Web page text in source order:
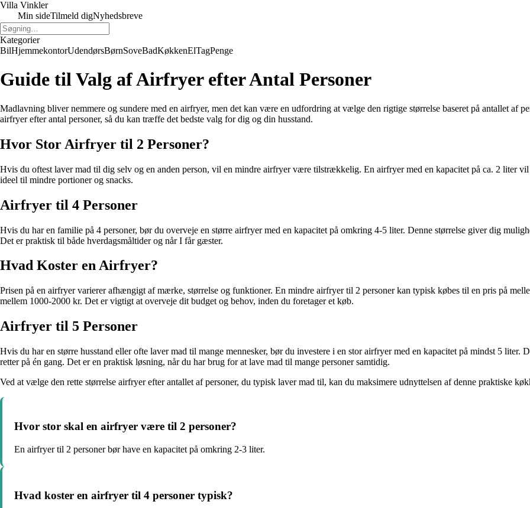
Villa Vinkler
Min sideTilmeld digNyhedsbreve
Kategorier
BilHjemmekontorUdendørsBørnSoveBadKøkkenElTagPenge
Guide til Valg af Airfryer efter Antal Personer
Madlavning bliver nemmere og sundere med en airfryer, men det kan være en udfordring at vælge den rigtige størrelse baseret på antallet af
airfryer efter antal personer, så du kan træffe det bedste valg for dig og din husstand.
Hvor Stor Airfryer til 2 Personer?
Hvis du oftest laver mad til dig selv og en anden person, vil en mindre airfryer være tilstrækkelig. En airfryer med en kapacitet på ca. 2 liter
ideel til mindre portioner og snacks.
Airfryer til 4 Personer
Hvis du har en familie på 4 personer, bør du overveje en større airfryer med en kapacitet på omkring 4-5 liter. Denne størrelse giver dig
Det er praktisk til både hverdagsmåltider og når I får gæster.
Hvad Koster en Airfryer?
Prisen på en airfryer varierer afhængigt af mærke, størrelse og funktioner. En mindre airfryer til 2 personer kan typisk købes til en pris på
mellem 1000-2000 kr. Det er vigtigt at overveje dit budget og behov, inden du foretager et køb.
Airfryer til 5 Personer
Hvis du har en større husstand eller ofte laver mad til mange mennesker, bør du investere i en stor airfryer med en kapacitet på mindst 5 liter.
retter på én gang. Det er en praktisk løsning, når du har brug for at lave mad til mange personer samtidig.
Ved at vælge den rette størrelse airfryer efter antallet af personer, du typisk laver mad til, kan du maksimere udnyttelsen af denne praktiske
Hvor stor skal en airfryer være til 2 personer?
En airfryer til 2 personer bør have en kapacitet på omkring 2-3 liter.
Hvad koster en airfryer til 4 personer typisk?